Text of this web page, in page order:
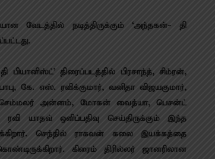
வேடத்தில் நடித்திருக்கும் ‘அந்தகன்- தி
திரைப்படத்தில் பிரசாந்த், சிம்ரன்,
கே. எஸ். ரவிக்குமார், வனிதா விஜயகுமார்,
செம்மலர் அன்னம், மோகன் வைத்யா, பெசன்ட்
யாதவ் ஒளிப்பதிவு செய்திருக்கும் இந்த
செந்தில் ராகவன் கலை இயக்கத்தை
கிரைம் திரில்லர் ஜானரிலான